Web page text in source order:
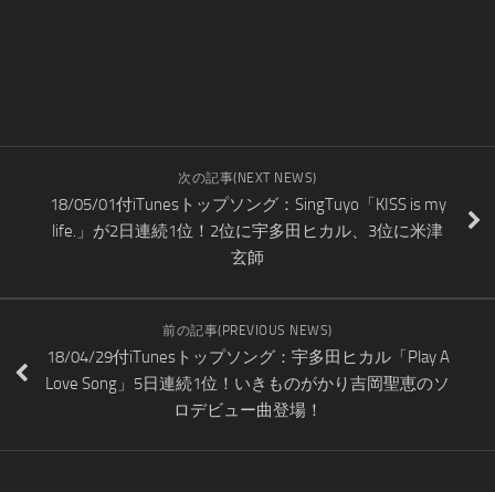
次の記事(NEXT NEWS)
18/05/01付iTunesトップソング：SingTuyo「KISS is my
life.」が2日連続1位！2位に宇多田ヒカル、3位に米津
玄師
前の記事(PREVIOUS NEWS)
18/04/29付iTunesトップソング：宇多田ヒカル「Play A
Love Song」5日連続1位！いきものがかり吉岡聖恵のソ
ロデビュー曲登場！